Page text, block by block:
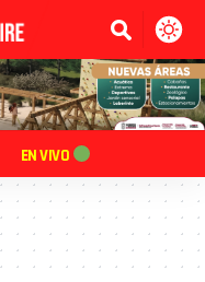
EN VIVO